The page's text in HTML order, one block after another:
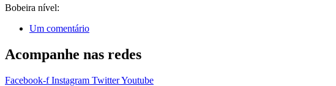
Bobeira nível:
Um comentário
Acompanhe nas redes
Facebook-f Instagram TwitterYoutube